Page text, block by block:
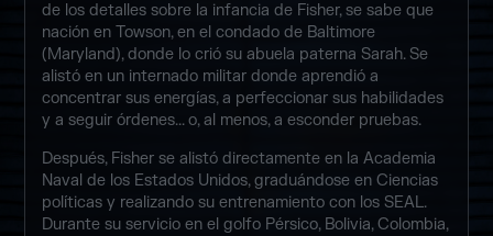
de los detalles sobre la infancia de Fisher, se sabe que
nación en Towson, en el condado de Baltimore
(Maryland), donde lo crió su abuela paterna Sarah. Se
alistó en un internado militar donde aprendió a
concentrar sus energías, a perfeccionar sus habilidades
y a seguir órdenes... o, al menos, a esconder pruebas.
Después, Fisher se alistó directamente en la Academia
Naval de los Estados Unidos, graduándose en Ciencias
políticas y realizando su entrenamiento con los SEAL.
Durante su servicio en el golfo Pérsico, Bolivia, Colombia,